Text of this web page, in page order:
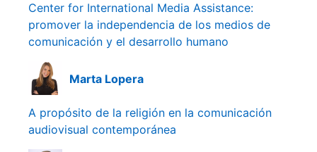
Center for International Media Assistance:
promover la independencia de los medios de
comunicación y el desarrollo humano
Marta Lopera
A propósito de la religión en la comunicación
audiovisual contemporánea